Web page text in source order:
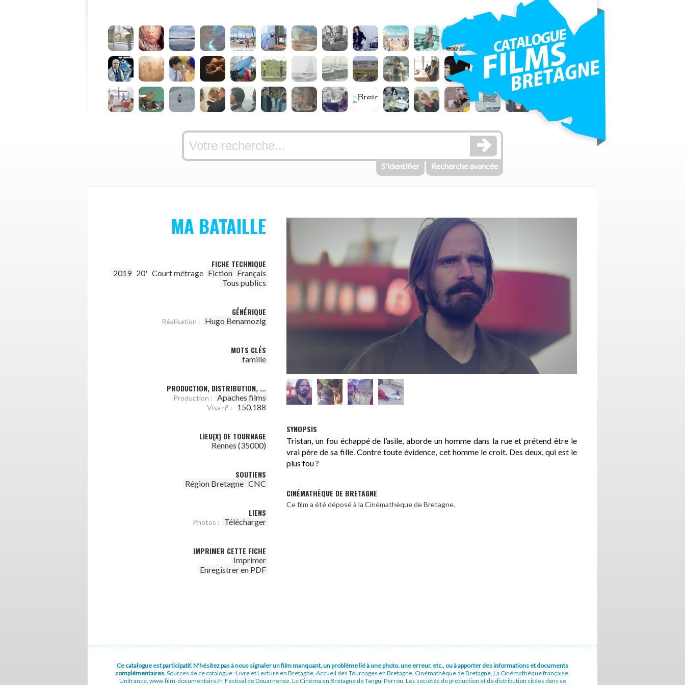
S'identifier Recherche avancée
MA BATAILLE
FICHE TECHNIQUE
2019 20' Court métrage Fiction Français
Tous publics
GÉNÉRIQUE
Réalisation : Hugo Benamozig
MOTS CLÉS
famille
PRODUCTION, DISTRIBUTION, ...
Production : Apaches films
Visa n° : 150.188
LIEU(X) DE TOURNAGE
Rennes (35000)
SOUTIENS
Région Bretagne CNC
LIENS
Photos : Télécharger
IMPRIMER CETTE FICHE
Imprimer
Enregistrer en PDF
SYNOPSIS
Tristan, un fou échappé de l’asile, aborde un homme dans la rue et prétend être le
vrai père de sa fille. Contre toute évidence, cet homme le croit. Des deux, qui est le
plus fou ?
CINÉMATHÈQUE DE BRETAGNE
Ce film a été déposé à la Cinémathèque de Bretagne.
Ce catalogue est participatif. N'hésitez pas à nous signaler un film manquant, un problème lié à une photo, une erreur, etc., ou à apporter des informations et documents
complémentaires.Sources de ce catalogue : Livre et Lecture en Bretagne, Accueil des Tournages en Bretagne, Cinémathèque de Bretagne, La Cinémathèque française,
Unifrance, www.film-documentaire.fr, Festival de Douarnenez, Le Cinéma en Bretagne de Tangui Perron, Les sociétés de production et de distribution citées dans ce